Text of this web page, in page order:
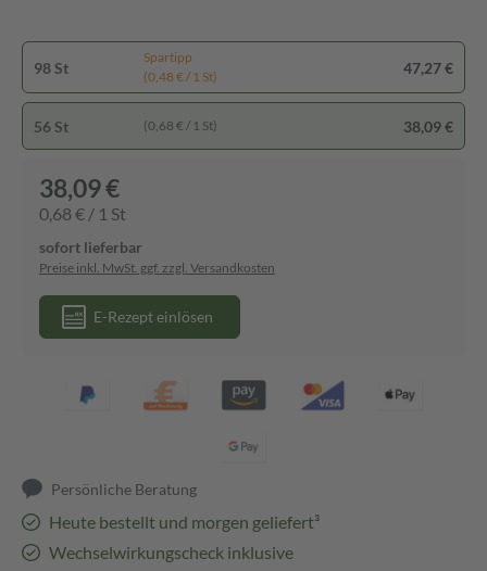
98 St
Spartipp
(0,48 € / 1 St)
47,27 €
56 St (0,68 € / 1 St) 38,09 €
38,09 €
0,68 € / 1 St
sofort lieferbar
Preise inkl. MwSt. ggf. zzgl. Versandkosten
E-Rezept einlösen
Persönliche Beratung
Heute bestellt und morgen geliefert³
Wechselwirkungscheck inklusive